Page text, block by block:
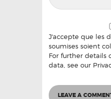
J'accepte que les
soumises soient
For further details
data, see our